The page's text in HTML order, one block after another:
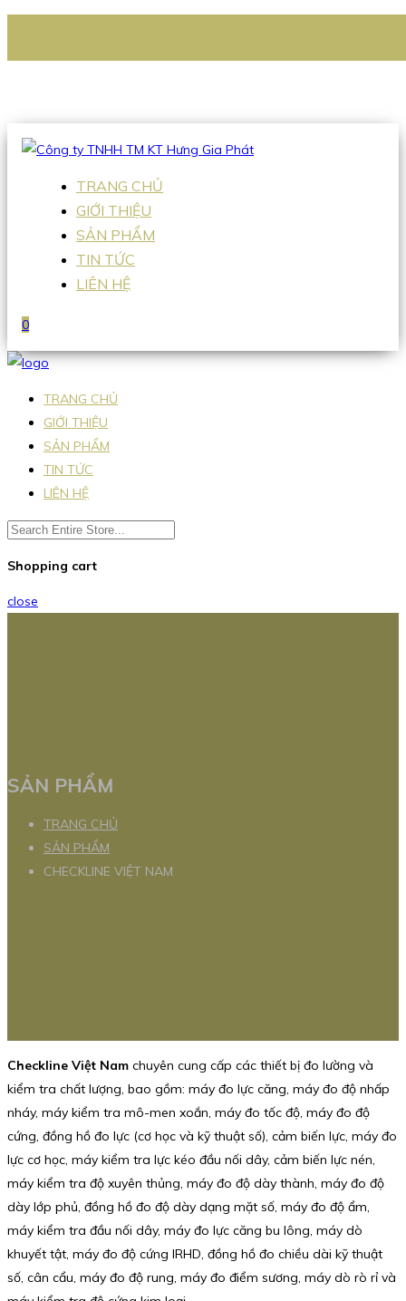
Hotline:0938 336 079
TRANG CHỦ
GIỚI THIỆU
SẢN PHẨM
TIN TỨC
LIÊN HỆ
0
TRANG CHỦ
GIỚI THIỆU
SẢN PHẨM
TIN TỨC
LIÊN HỆ
Shopping cart
close
SẢN PHẨM
TRANG CHỦ
SẢN PHẨM
CHECKLINE VIỆT NAM
Checkline Việt Nam chuyên cung cấp các thiết bị đo lường và
kiểm tra chất lượng, bao gồm: máy đo lực căng, máy đo độ nhấp
nháy, máy kiểm tra mô-men xoắn, máy đo tốc độ, máy đo độ
cứng, đồng hồ đo lực (cơ học và kỹ thuật số), cảm biến lực, máy đo
lực cơ học, máy kiểm tra lực kéo đầu nối dây, cảm biến lực nén,
máy kiểm tra độ xuyên thủng, máy đo độ dày thành, máy đo độ
dày lớp phủ, đồng hồ đo độ dày dạng mặt số, máy đo độ ẩm,
máy kiểm tra đầu nối dây, máy đo lực căng bu lông, máy dò
khuyết tật, máy đo độ cứng IRHD, đồng hồ đo chiều dài kỹ thuật
số, cân cẩu, máy đo độ rung, máy đo điểm sương, máy dò rò rỉ và